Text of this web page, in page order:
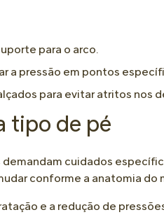
para o arco.
a pressão em pontos
para evitar atritos nos
tipo de pé
cuidados
conforme a anatomia do
e a redução de